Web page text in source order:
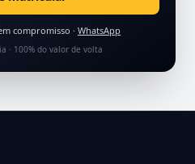
compromisso · WhatsApp
· 100% do valor de volta